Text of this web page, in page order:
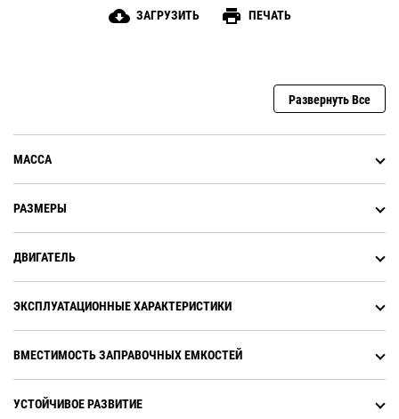
cloud_download ЗАГРУЗИТЬ print ПЕЧАТЬ
Развернуть Все
МАССА
РАЗМЕРЫ
ДВИГАТЕЛЬ
ЭКСПЛУАТАЦИОННЫЕ ХАРАКТЕРИСТИКИ
ВМЕСТИМОСТЬ ЗАПРАВОЧНЫХ ЕМКОСТЕЙ
УСТОЙЧИВОЕ РАЗВИТИЕ